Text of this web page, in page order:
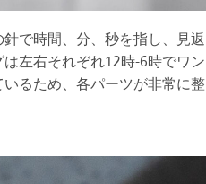
で時間、分、秒を指し、見
は左右それぞれ12時-6時でワ
るため、各パーツが非常に